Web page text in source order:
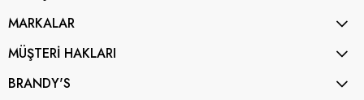
MARKALAR
MÜŞTERİ HAKLARI
BRANDY'S